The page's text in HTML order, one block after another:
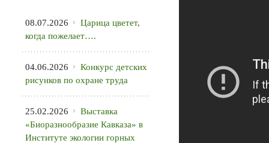
08.07.2026
Царица цветет,
когда пожелает….
04.06.2026
Конкурс детских
рисунков по охране труда
25.02.2026
Выставка
«Биоразнообразие Кавказа» в
Институте экологии горных